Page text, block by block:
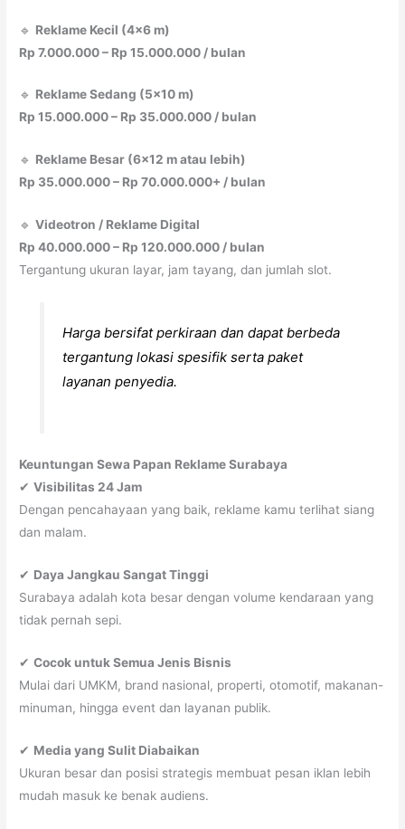
🔹 Reklame Kecil (4×6 m)
Rp 7.000.000 – Rp 15.000.000 / bulan
🔹 Reklame Sedang (5×10 m)
Rp 15.000.000 – Rp 35.000.000 / bulan
🔹 Reklame Besar (6×12 m atau lebih)
Rp 35.000.000 – Rp 70.000.000+ / bulan
🔹Videotron / Reklame Digital
Rp 40.000.000 – Rp 120.000.000 / bulan
Tergantung ukuran layar, jam tayang, dan jumlah slot.
Harga bersifat perkiraan dan dapat berbeda
tergantung lokasi spesifik serta paket
layanan penyedia.
Keuntungan Sewa Papan Reklame Surabaya
✔Visibilitas 24 Jam
Dengan pencahayaan yang baik, reklame kamu terlihat siang
dan malam.
✔ Daya Jangkau Sangat Tinggi
Surabaya adalah kota besar dengan volume kendaraan yang
tidak pernah sepi.
✔Cocok untuk Semua Jenis Bisnis
Mulai dari UMKM, brand nasional, properti, otomotif, makanan-
minuman, hingga event dan layanan publik.
✔ Media yang Sulit Diabaikan
Ukuran besar dan posisi strategis membuat pesan iklan lebih
mudah masuk ke benak audiens.